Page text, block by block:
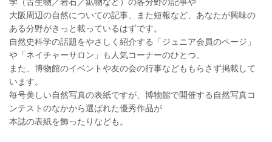
大阪周辺の自然についての記事、また短報など、あなたが興味の
ある分野がきっと載っているはずです。
自然史科学の話題をやさしく紹介する「ジュニア会員のページ」
や「ネイチャーサロン」も人気コーナーのひとつ。
また、博物館のイベントや友の会の行事などももらさず掲載して
います。
毎号美しい自然写真の表紙ですが、博物館で開催する自然写真コ
ンテストのなかから選ばれた優秀作品が
本誌の表紙を飾ったりなども。